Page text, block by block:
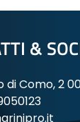
&
di Como, 2